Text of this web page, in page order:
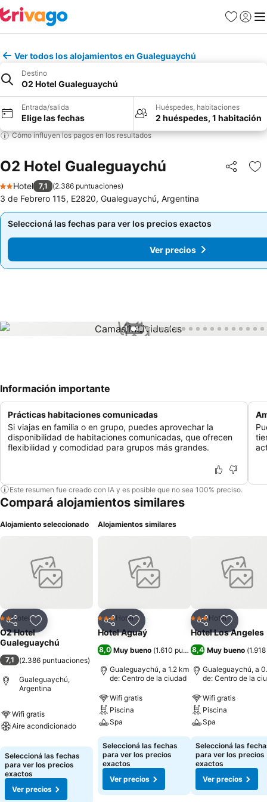
Favoritos
Iniciar
Ver todos los alojamientos en Gualeguaychú
Destino
O2 Hotel Gualeguaychú
Entrada/salida
Elige las fechas
Huéspedes, habitaciones
2 huéspedes, 1 habitación
Cómo influyen los pagos en los resultados
O2 Hotel Gualeguaychú Compartir
2 Estrellas
Hotel 7,1 (2.386 puntuaciones)
3 de Febrero 115, E2820, Gualeguaychú, Argentina
Seleccioná las fechas para ver los precios exactos
Ver precios
Seleccioná las fechas para ver los precios exactos
Ver precios
1 / 49
Información importante
Prácticas habitaciones comunicadas
Si viajas en familia o en grupo, puedes aprovechar la
disponibilidad de habitaciones comunicadas, que ofrecen
flexibilidad y comodidad para grupos más grandes.
Este resumen fue creado con IA y es posible que no sea 100% preciso.
Compará alojamientos similares
Alojamiento seleccionado
CompartirAñadir a favoritos
2 Estrellas
Hotel
O2 Hotel
Gualeguaychú
7,1 (2.386 puntuaciones)
Gualeguaychú,
Argentina
Wifi gratis
Aire acondicionado
Seleccioná las fechas
para ver los precios
exactos
Ver precios
Alojamientos similares
CompartirAñadir a favoritos
3 Estrellas
Hotel
Hotel Aguaý
8,0 Muy bueno (1.610 puntuaciones)
Gualeguaychú, a 1.2 km
de: Centro de la ciudad
Wifi gratis
Piscina
Spa
Seleccioná las fechas
para ver los precios
exactos
Ver precios
CompartirAñadir
3 Estrellas
Hotel
Hotel Los Angeles
8,4 Muy bueno (
Gualeguaychú, a
de: Centro de la
Wifi gratis
Piscina
Spa
Seleccioná las
para ver los precios
exactos
Ver precios